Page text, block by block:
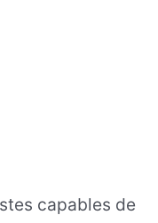
capables de